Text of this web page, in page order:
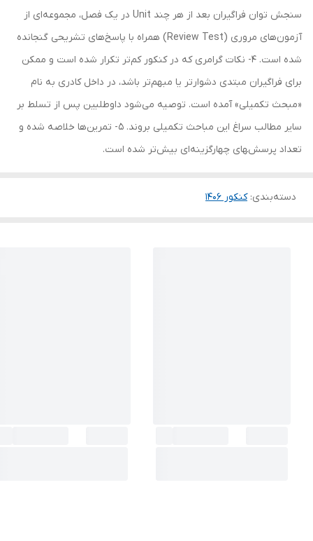
سنجش توان فراگیران بعد از هر چند Unit در یک فصل، مجموعه‌ای از
آزمون‌های مروری (Review Test) همراه با پاسخ‌های تشریحی گنجانده
شده است. 4- نکات گرامری که در کنکور کم‌تر تکرار شده است و ممکن
برای فراگیران مبتدی دشوارتر یا مبهم‌تر باشد، در داخل کادری به نام
«مبحث تکمیلی» آمده است. توصیه می‌شود داوطلبین پس از تسلط بر
سایر مطالب سراغ این مباحث تکمیلی بروند. 5- تمرین‌ها خلاصه شده و
تعداد پرسش‌‍های چهارگزینه‌ای بیش‌تر شده است.
دسته‌بندی:کنکور 140۶